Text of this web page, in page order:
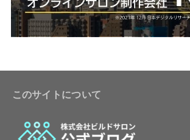
このサイトについて